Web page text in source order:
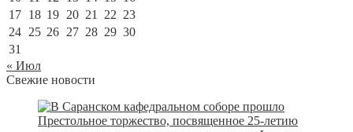
17 18 19 20 21 22 23
24 25 26 27 28 29 30
31
« Июл
Свежие новости